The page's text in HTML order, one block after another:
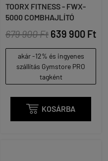
TOORX FITNESS - FWX-
5000 COMBHAJLÍTÓ
679 900 Ft 639 900 Ft
akár -12% és ingyenes
szállítás Gymstore PRO
tagként
 KOSÁRBA